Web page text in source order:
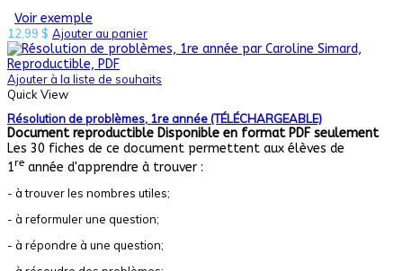
Voir exemple
12,99 $ Ajouter au panier
Ajouter à la liste de souhaits
Quick View
Résolution de problèmes, 1re année (TÉLÉCHARGEABLE)
Document reproductible Disponible en format PDF seulement
Les 30 fiches de ce document permettent aux élèves de
1re année d'apprendre à trouver :
- à trouver les nombres utiles;
- à reformuler une question;
- à répondre à une question;